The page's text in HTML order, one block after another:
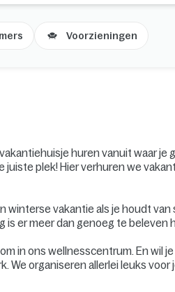
Voorzieningen
huren vanuit waar
plek! Hier verhuren we
vakantie als je houdt
er meer dan genoeg te beleven
in ons wellnesscentrum. En wil
organiseren allerlei leuks voor